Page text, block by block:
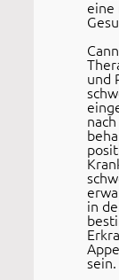
eine
und
in
sein.